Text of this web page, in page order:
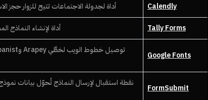
Calendly أداة لجدولة الاجتماعات تتيح للزوار حجز
Tally Forms أداة لإنشاء النماذج
Google Fonts
FormSubmit
نقطة استقبال لإرسال النماذج تُحوّل بيانات نموذج